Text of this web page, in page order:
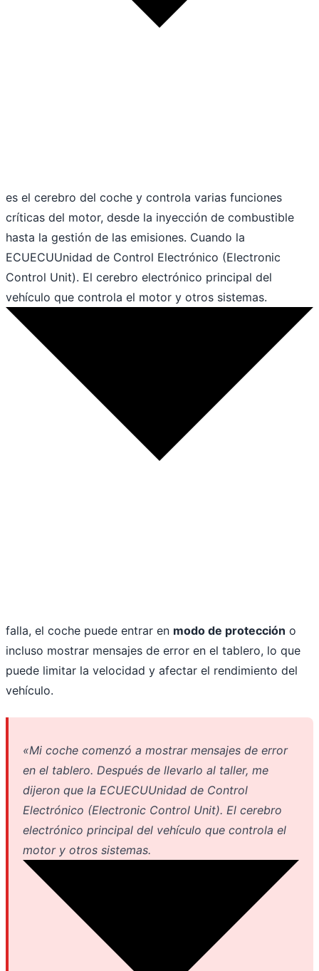
es el cerebro del coche y controla varias funciones
críticas del motor, desde la inyección de combustible
hasta la gestión de las emisiones. Cuando la
ECUECUUnidad de Control Electrónico (Electronic
Control Unit). El cerebro electrónico principal del
vehículo que controla el motor y otros sistemas.
falla, el coche puede entrar en modo de protección o
incluso mostrar mensajes de error en el tablero, lo que
puede limitar la velocidad y afectar el rendimiento del
vehículo.
«Mi coche comenzó a mostrar mensajes de error
en el tablero. Después de llevarlo al taller, me
dijeron que la ECUECUUnidad de Control
Electrónico (Electronic Control Unit). El cerebro
electrónico principal del vehículo que controla el
motor y otros sistemas.